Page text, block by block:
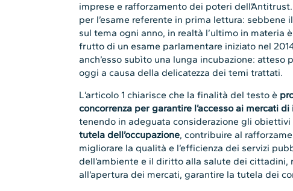
imprese e rafforzamento dei poteri
per l’esame referente in prima lettura: sebbene
sul tema ogni anno, in realtà l’ultimo in materia
frutto di un esame parlamentare iniziato nel
anch’esso subìto una lunga incubazione:
oggi a causa della delicatezza dei temi trattati.
L’articolo 1 chiarisce che la finalità del testo è
concorrenza per garantire l’accesso ai mercati
tenendo in adeguata considerazione gli obiettivi
tutela dell’occupazione, contribuire al
migliorare la qualità e l’efficienza dei servizi
dell’ambiente e il diritto alla salute dei cittadini,
all’apertura dei mercati, garantire la tutela dei